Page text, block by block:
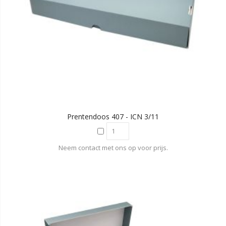
Prentendoos 407 - ICN 3/11
Neem contact met ons op voor prijs.